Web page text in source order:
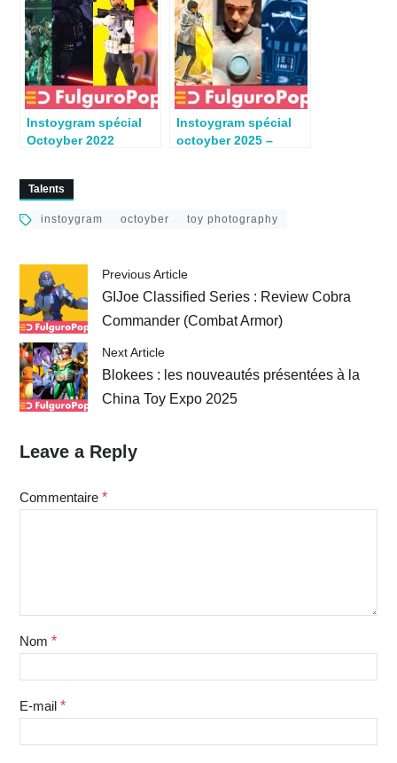
Instoygram spécial
Octoyber 2022
Instoygram spécial
octoyber 2025 –
Talents
instoygram octoyber toy photography
Previous Article
GIJoe Classified Series : Review Cobra
Commander (Combat Armor)
Next Article
Blokees : les nouveautés présentées à la
China Toy Expo 2025
Leave a Reply
Commentaire *
Nom *
E-mail *